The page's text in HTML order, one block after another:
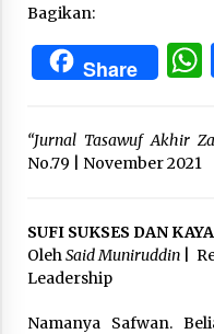
“One
3
“Pohon
Bagikan:
Share
“Jurnal Tasawuf Akhir
No.79 | November 2021
SUFI SUKSES DAN
Oleh Said Muniruddin|
Leadership
Namanya Safwan.